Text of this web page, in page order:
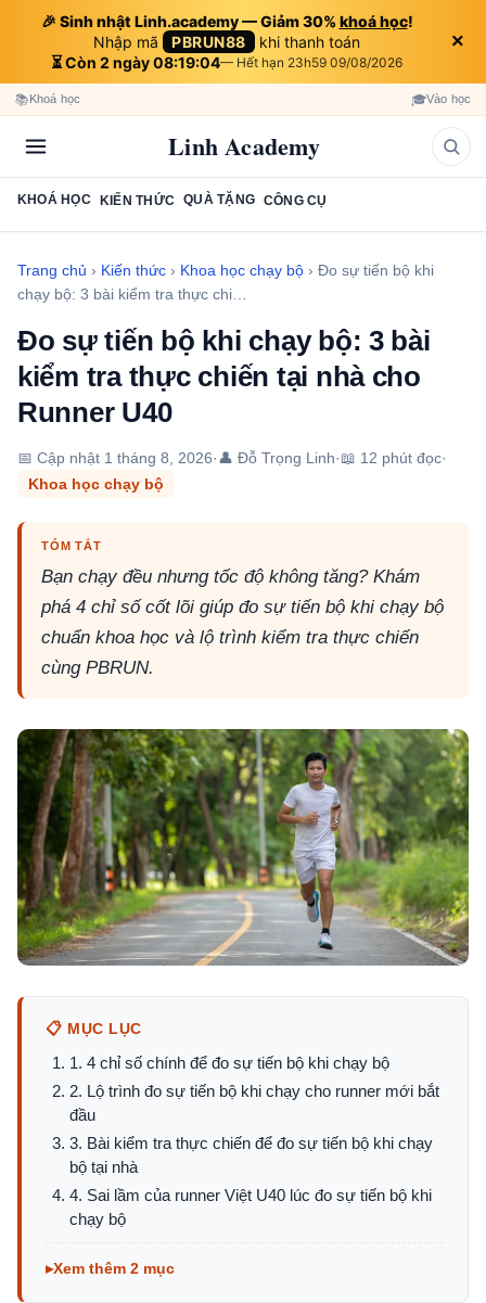
🎉 Sinh nhật Linh.academy — Giảm 30% khoá học!
Nhập mã PBRUN88 khi thanh toán
⏳ Còn 2 ngày 08:19:03— Hết hạn 23h59 09/08/2026
×
📚Khoá học 🎓Vào học
Linh Academy
KHOÁ HỌC KIẾN THỨC QUÀ TẶNG CÔNG CỤ
Trang chủ › Kiến thức › Khoa học chạy bộ › Đo sự tiến bộ khi
chạy bộ: 3 bài kiểm tra thực chi…
Đo sự tiến bộ khi chạy bộ: 3 bài
kiểm tra thực chiến tại nhà cho
Runner U40
📅 Cập nhật 1 tháng 8, 2026·👤 Đỗ Trọng Linh·📖 12 phút đọc·
Khoa học chạy bộ
TÓM TẮT
Bạn chạy đều nhưng tốc độ không tăng? Khám
phá 4 chỉ số cốt lõi giúp đo sự tiến bộ khi chạy bộ
chuẩn khoa học và lộ trình kiểm tra thực chiến
cùng PBRUN.
📋 MỤC LỤC
1. 4 chỉ số chính để đo sự tiến bộ khi chạy bộ
2. Lộ trình đo sự tiến bộ khi chạy cho runner mới bắt
đầu
3. Bài kiểm tra thực chiến để đo sự tiến bộ khi chạy
bộ tại nhà
4. Sai lầm của runner Việt U40 lúc đo sự tiến bộ khi
chạy bộ
Xem thêm 2 mục